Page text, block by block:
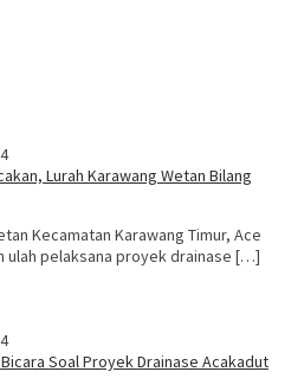
Lurah Karawang Wetan Bilang
Kecamatan Karawang Timur, Ace
ulah pelaksana proyek drainase […]
Soal Proyek Drainase Acakadut